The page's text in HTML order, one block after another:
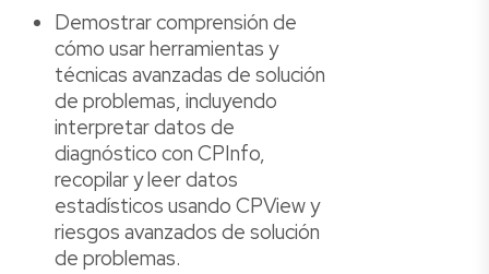
Demostrar comprensión de
cómo usar herramientas y
técnicas avanzadas de solución
de problemas, incluyendo
interpretar datos de
diagnóstico con CPInfo,
recopilar y leer datos
estadísticos usando CPView y
riesgos avanzados de solución
de problemas.